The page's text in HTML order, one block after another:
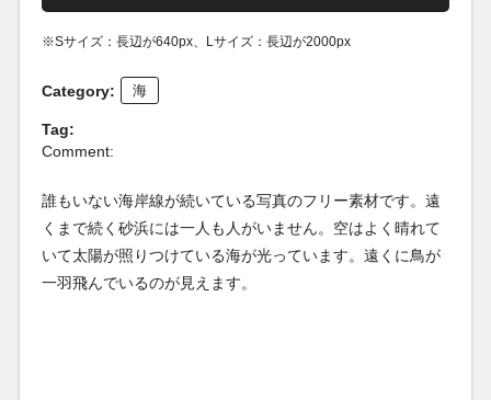
※Sサイズ：長辺が640px、Lサイズ：長辺が2000px
Category: 海
Tag:
Comment:
誰もいない海岸線が続いている写真のフリー素材です。遠
くまで続く砂浜には一人も人がいません。空はよく晴れて
いて太陽が照りつけている海が光っています。遠くに鳥が
一羽飛んでいるのが見えます。